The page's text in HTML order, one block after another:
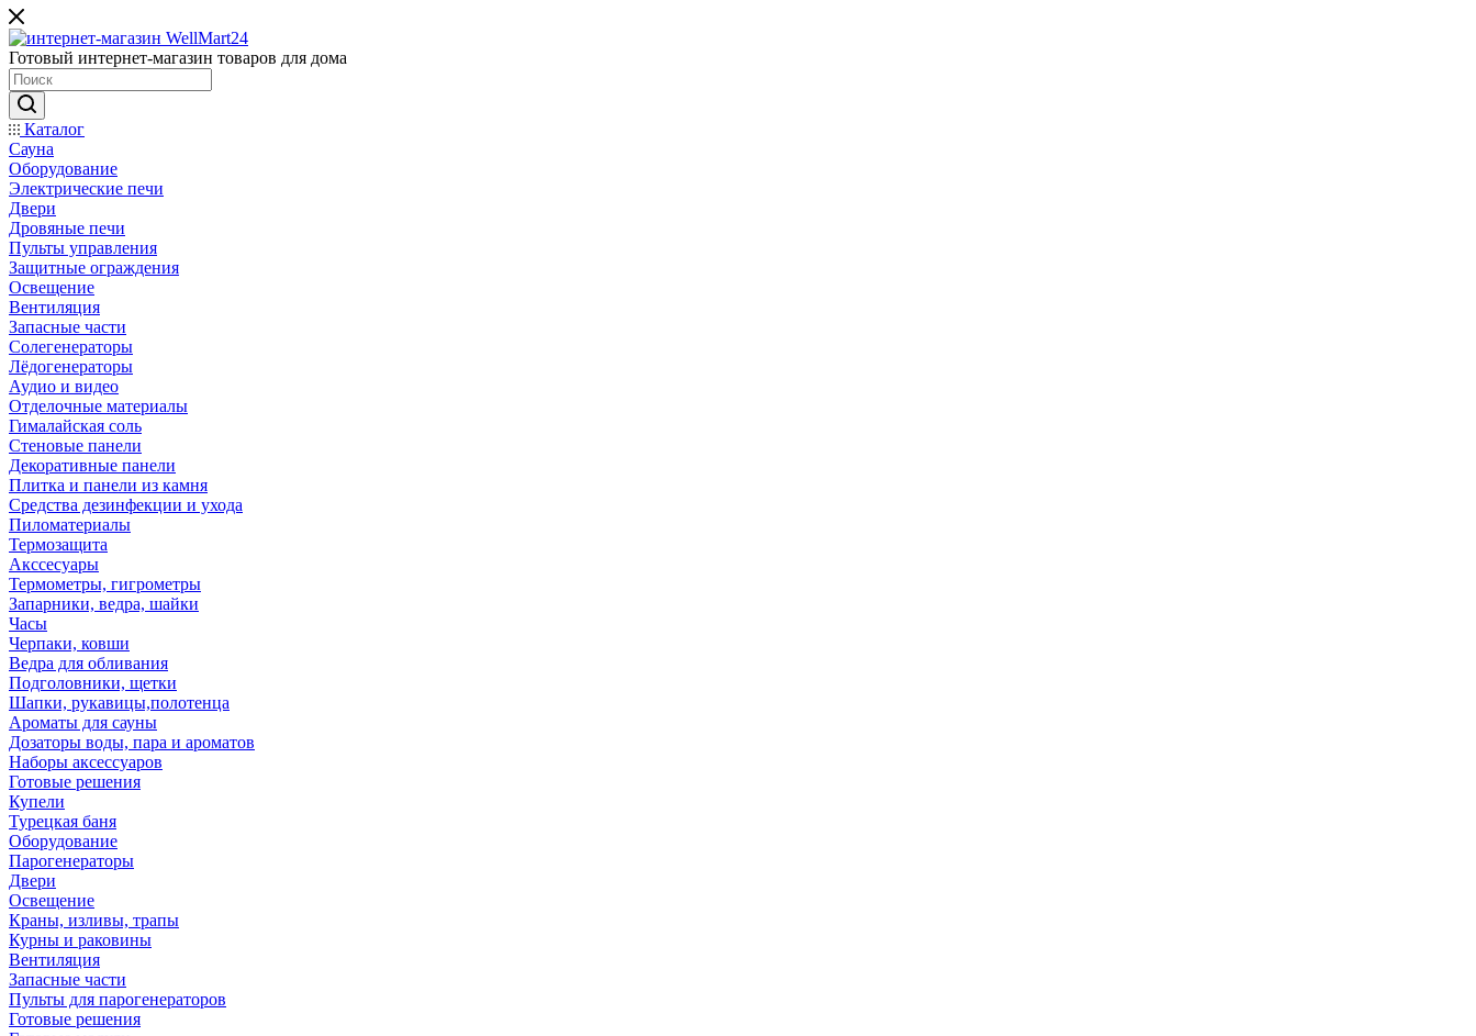
Готовый интернет-магазин товаров для дома
Каталог
Сауна
Оборудование
Электрические печи
Двери
Дровяные печи
Пульты управления
Защитные ограждения
Освещение
Вентиляция
Запасные части
Солегенераторы
Лёдогенераторы
Аудио и видео
Отделочные материалы
Гималайская соль
Стеновые панели
Декоративные панели
Плитка и панели из камня
Средства дезинфекции и ухода
Пиломатериалы
Термозащита
Аксcесуары
Термометры, гигрометры
Запарники, ведра, шайки
Часы
Черпаки, ковши
Ведра для обливания
Подголовники, щетки
Шапки, рукавицы,полотенца
Ароматы для сауны
Дозаторы воды, пара и ароматов
Наборы аксессуаров
Готовые решения
Купели
Турецкая баня
Оборудование
Парогенераторы
Двери
Освещение
Краны, изливы, трапы
Курны и раковины
Вентиляция
Запасные части
Пульты для парогенераторов
Готовые решения